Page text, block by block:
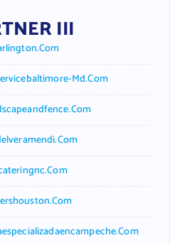
III
Md.com